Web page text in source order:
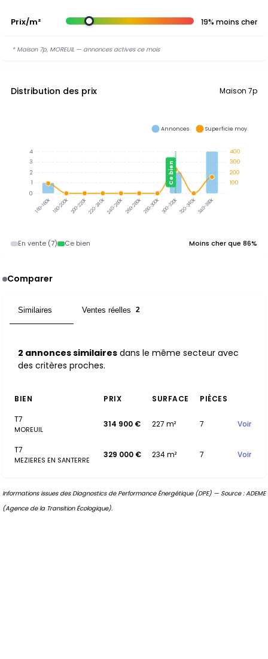
Prix/m² 19% moins cher
* Maison 7p, MOREUIL — annonces actives ce mois
Distribution des prix Maison 7p
160-180k180-200k200-220k220-240k240-260k260-280k280-300k300-320k320-340k340-360k
Ce bien
400
300
200
100
4
3
2
1
0
Annonces Superficie moy.
En vente (7) Ce bien Moins cher que 86%
Comparer
Similaires Ventes réelles 2
2 annonces similaires dans le même secteur avec
des critères proches.
BIEN PRIX SURFACE
PIÈCES
T7
MOREUIL
314 900 € 227 m² 7 Voir
T7
MEZIERES EN SANTERRE
329 000 € 234 m² 7 Voir
Informations issues des Diagnostics de Performance Énergétique (DPE) — Source : ADEME
(Agence de la Transition Écologique).